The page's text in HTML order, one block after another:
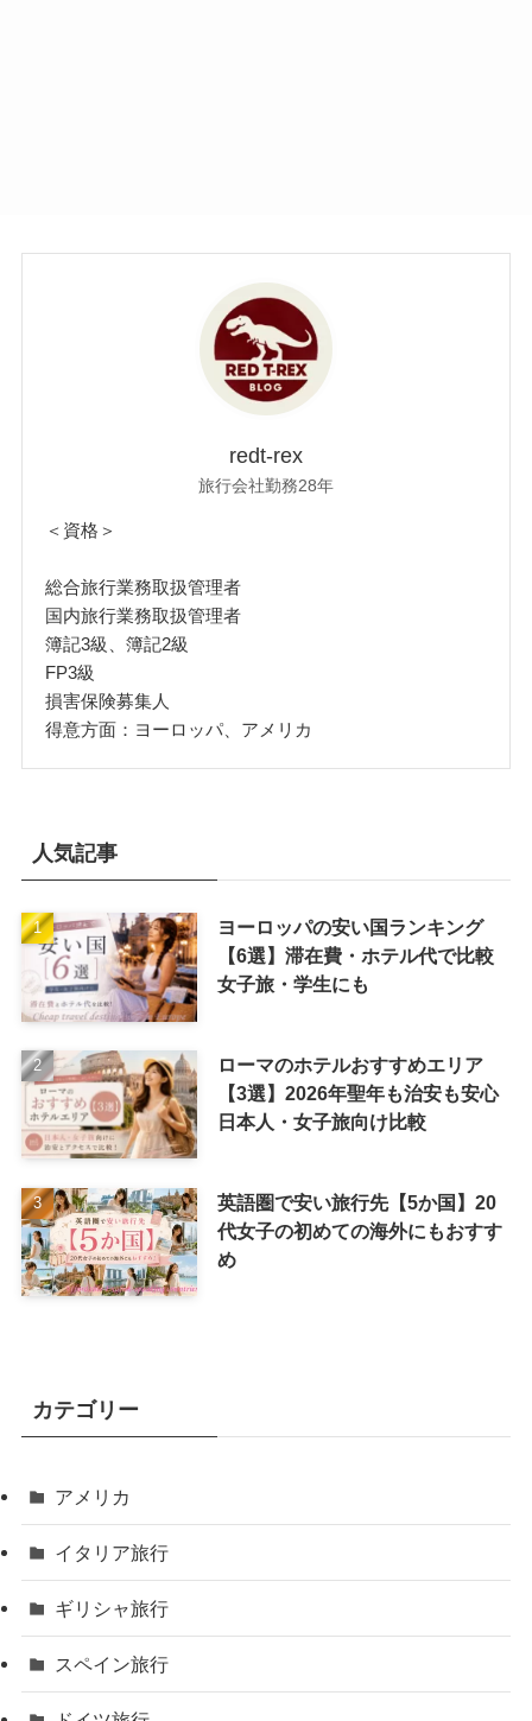
redt-rex
旅行会社勤務28年
＜資格＞
総合旅行業務取扱管理者
国内旅行業務取扱管理者
簿記3級、簿記2級
FP3級
損害保険募集人
得意方面：ヨーロッパ、アメリカ
人気記事
ヨーロッパの安い国ランキング
【6選】滞在費・ホテル代で比較
女子旅・学生にも
ローマのホテルおすすめエリア
【3選】2026年聖年も治安も安心
日本人・女子旅向け比較
英語圏で安い旅行先【5か国】20
代女子の初めての海外にもおすす
め
カテゴリー
アメリカ
イタリア旅行
ギリシャ旅行
スペイン旅行